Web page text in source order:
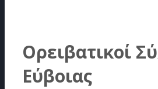
Ορειβατικοί
Εύβοιας